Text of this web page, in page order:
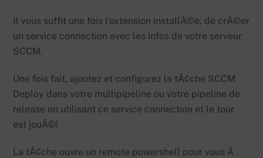
Il vous suffit une fois l’extension installÃ©e, de crÃ©er
un service connection avec les infos de votre serveur
SCCM.
Une fois fait, ajoutez et configurez la tÃ¢che SCCM
Deploy dans votre multipipeline ou votre pipeline de
release en utilisant ce service connection et le tour
est jouÃ©!
La tÃ¢che ouvre un remote powershell pour vous Ã